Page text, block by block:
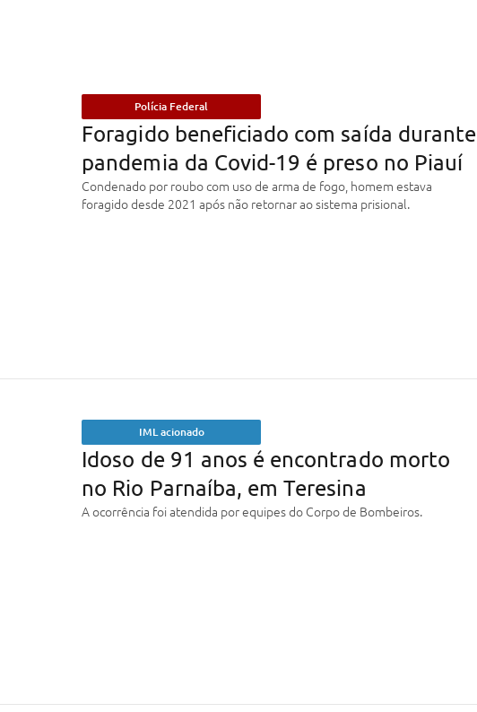
Polícia Federal
Foragido beneficiado com saída durante
pandemia da Covid-19 é preso no Piauí
Condenado por roubo com uso de arma de fogo, homem estava
foragido desde 2021 após não retornar ao sistema prisional.
IML acionado
Idoso de 91 anos é encontrado morto
no Rio Parnaíba, em Teresina
A ocorrência foi atendida por equipes do Corpo de Bombeiros.